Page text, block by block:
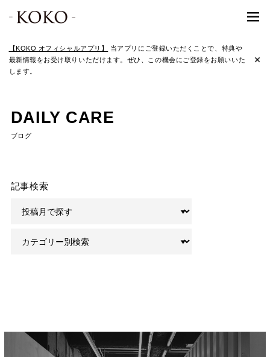
【KOKO オフィシャルアプリ】
当アプリにご登録いただくことで、特典や
最新情報をお受け取りいただけます。ぜひ、この機会にご登録をお願いいた
します。
DAILY CARE
ブログ
記事検索